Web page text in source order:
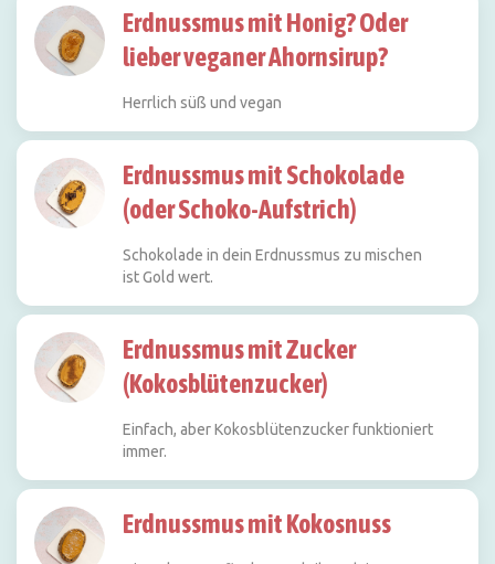
Erdnussmus mit Honig? Oder
lieber veganer Ahornsirup?
Herrlich süß und vegan
Erdnussmus mit Schokolade
(oder Schoko-Aufstrich)
Schokolade in dein Erdnussmus zu mischen
ist Gold wert.
Erdnussmus mit Zucker
(Kokosblütenzucker)
Einfach, aber Kokosblütenzucker funktioniert
immer.
Erdnussmus mit Kokosnuss